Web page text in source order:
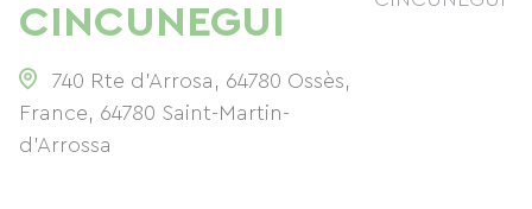
CINCUNEGUI
740 Rte d'Arrosa, 64780 Ossès,
France, 64780 Saint-Martin-
d'Arrossa